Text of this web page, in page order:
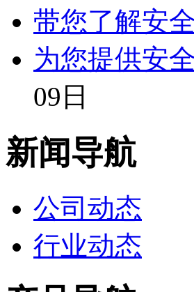
带您了解安
为您提供安
09日
新闻导航
公司动态
行业动态